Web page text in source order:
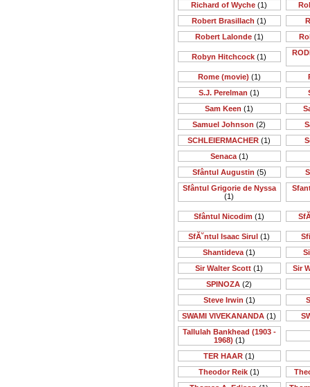
Richard of Wyche (1)
Robert Brasillach (1)
Robert Lalonde(1)
Robyn Hitchcock (1)
Rome (movie) (1)
S.J. Perelman (1)
Sam Keen (1)
Samuel Johnson (2)
SCHLEIERMACHER (1)
Senaca(1)
Sfântul Augustin (5)
Sfântul Grigorie de Nyssa
(1)
Sfântul Nicodim (1)
SfĂ˘ntul Isaac Sirul (1)
Shantideva (1)
Sir Walter Scott (1)
Sir
SPINOZA (2)
Steve Irwin (1)
SWAMI VIVEKANANDA (1)
Tallulah Bankhead (1903 -
1968) (1)
TER HAAR (1)
Theodor Reik (1)